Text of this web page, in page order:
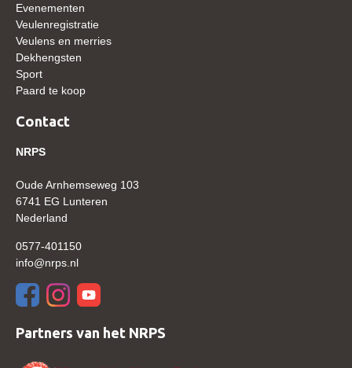
Bestuur Regio West
Regio Zuid
KALENDER
ACCOUNT AANMAKEN
Evenementen
Veulenregistratie
Veulens en merries
Dekhengsten
Sport
Paard te koop
Contact
NRPS
Oude Arnhemseweg 103
6741 EG Lunteren
Nederland
0577-401150
info@nrps.nl
Partners van het NRPS